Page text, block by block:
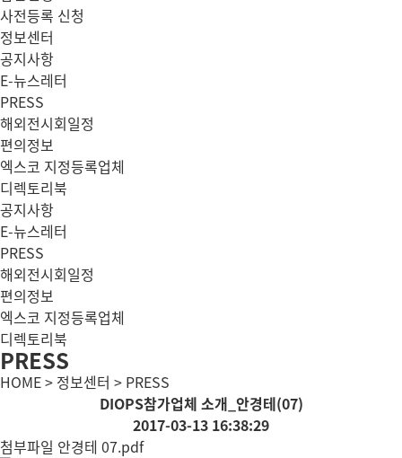
사전등록 신청
정보센터
공지사항
E-뉴스레터
PRESS
해외전시회일정
편의정보
엑스코 지정등록업체
디렉토리북
공지사항
E-뉴스레터
PRESS
해외전시회일정
편의정보
엑스코 지정등록업체
디렉토리북
PRESS
HOME > 정보센터 > PRESS
DIOPS참가업체 소개_안경테(07)
2017-03-13 16:38:29
첨부파일 안경테 07.pdf